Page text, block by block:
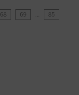
68 69 …
85